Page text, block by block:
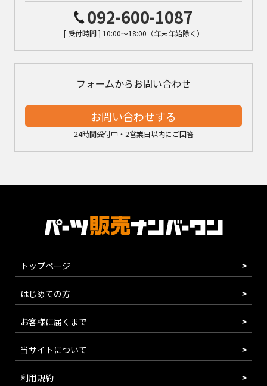
092-600-1087
[ 受付時間 ] 10:00～18:00（年末年始除く）
フォームからお問い合わせ
お問い合わせする
24時間受付中・2営業日以内にご回答
トップページ
はじめての方
お客様に届くまで
当サイトについて
利用規約